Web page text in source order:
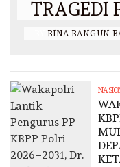
TRAGEDI
BINA BANGUN